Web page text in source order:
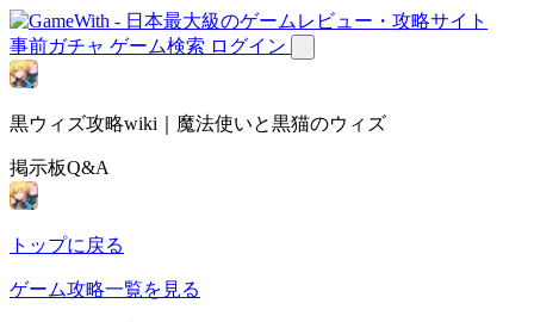
事前ガチャ ゲーム検索 ログイン
黒ウィズ攻略wiki｜魔法使いと黒猫のウィズ
掲示板Q&A
トップに戻る
ゲーム攻略一覧を見る